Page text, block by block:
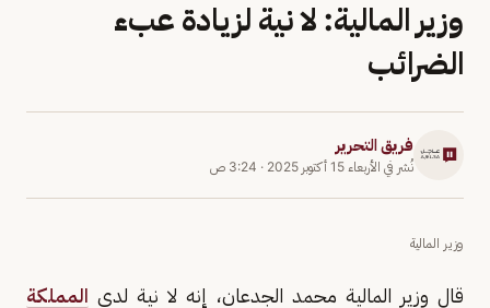
وزير المالية: لا نية لزيادة عبء
الضرائب
فريق التحرير
نُشر في الأربعاء 15 أكتوبر 2025 · 3:24 ص
وزير المالية
قال وزير المالية محمد الجدعان، إنه لا نية لدى المملكة